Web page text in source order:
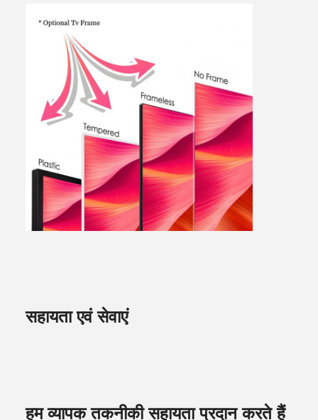
सहायता एवं सेवाएं
हम व्यापक तकनीकी सहायता प्रदान करते हैं